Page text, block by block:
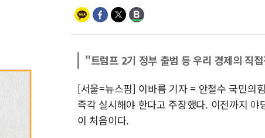
"트럼프 2기 정부 출범 등 우리 경제의 직
[서울=뉴스핌] 이바름 기자 = 안철수 국민의
즉각 실시해야 한다고 주장했다. 이전까지
이 처음이다.